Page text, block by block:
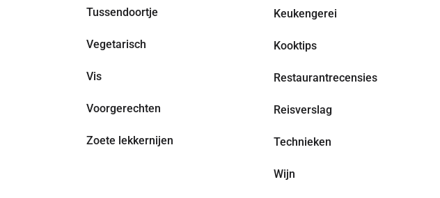
Tussendoortje
Vegetarisch
Vis
Voorgerechten
Zoete lekkernijen
Keukengerei
Kooktips
Restaurantrecensies
Reisverslag
Technieken
Wijn